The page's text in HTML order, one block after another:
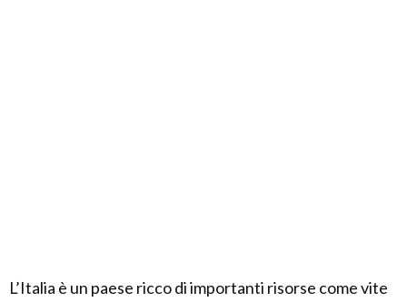
L’Italia è un paese ricco di importanti risorse come vite